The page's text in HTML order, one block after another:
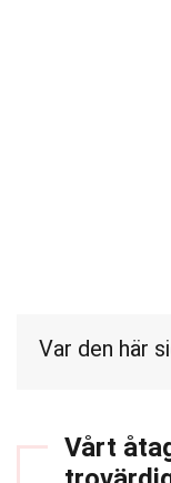
Var den här
Vårt